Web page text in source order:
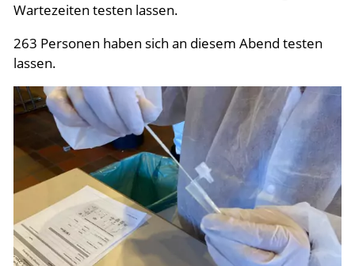
Wartezeiten testen lassen.
263 Personen haben sich an diesem Abend testen
lassen.